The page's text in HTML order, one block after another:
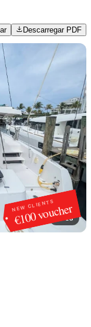
Descarregar PDF
NEW CLIENTS
€100 voucher
1/18